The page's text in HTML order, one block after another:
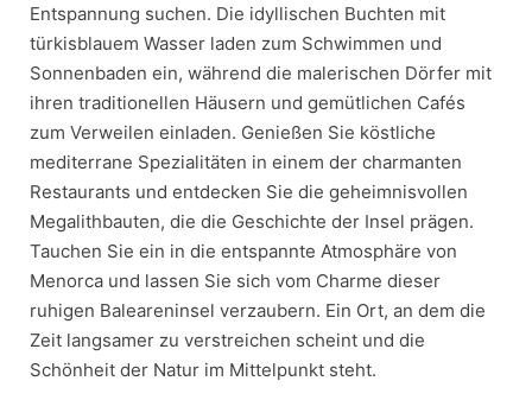
Entspannung suchen. Die idyllischen Buchten mit
türkisblauem Wasser laden zum Schwimmen und
Sonnenbaden ein, während die malerischen Dörfer mit
ihren traditionellen Häusern und gemütlichen Cafés
zum Verweilen einladen. Genießen Sie köstliche
mediterrane Spezialitäten in einem der charmanten
Restaurants und entdecken Sie die geheimnisvollen
Megalithbauten, die die Geschichte der Insel prägen.
Tauchen Sie ein in die entspannte Atmosphäre von
Menorca und lassen Sie sich vom Charme dieser
ruhigen Baleareninsel verzaubern. Ein Ort, an dem die
Zeit langsamer zu verstreichen scheint und die
Schönheit der Natur im Mittelpunkt steht.